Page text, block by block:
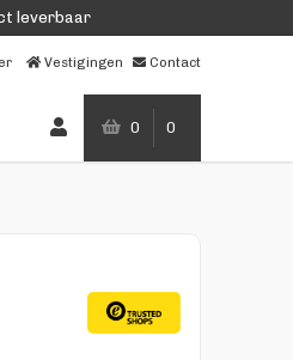
leverbaar
Vestigingen Contact
0 0